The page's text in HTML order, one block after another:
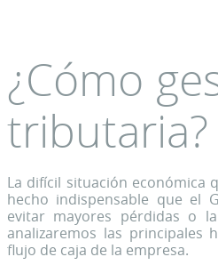
¿Cómo
tributaria?
La difícil situación económica
hecho indispensable que el
evitar mayores pérdidas o
analizaremos las principales
flujo de caja de la empresa.